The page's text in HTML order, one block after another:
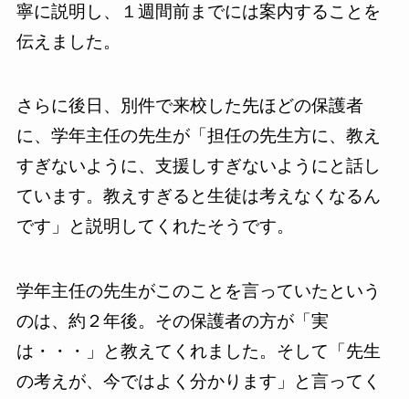
寧に説明し、１週間前までには案内することを
伝えました。
さらに後日、別件で来校した先ほどの保護者
に、学年主任の先生が「担任の先生方に、教え
すぎないように、支援しすぎないようにと話し
ています。教えすぎると生徒は考えなくなるん
です」と説明してくれたそうです。
学年主任の先生がこのことを言っていたという
のは、約２年後。その保護者の方が「実
は・・・」と教えてくれました。そして「先生
の考えが、今ではよく分かります」と言ってく